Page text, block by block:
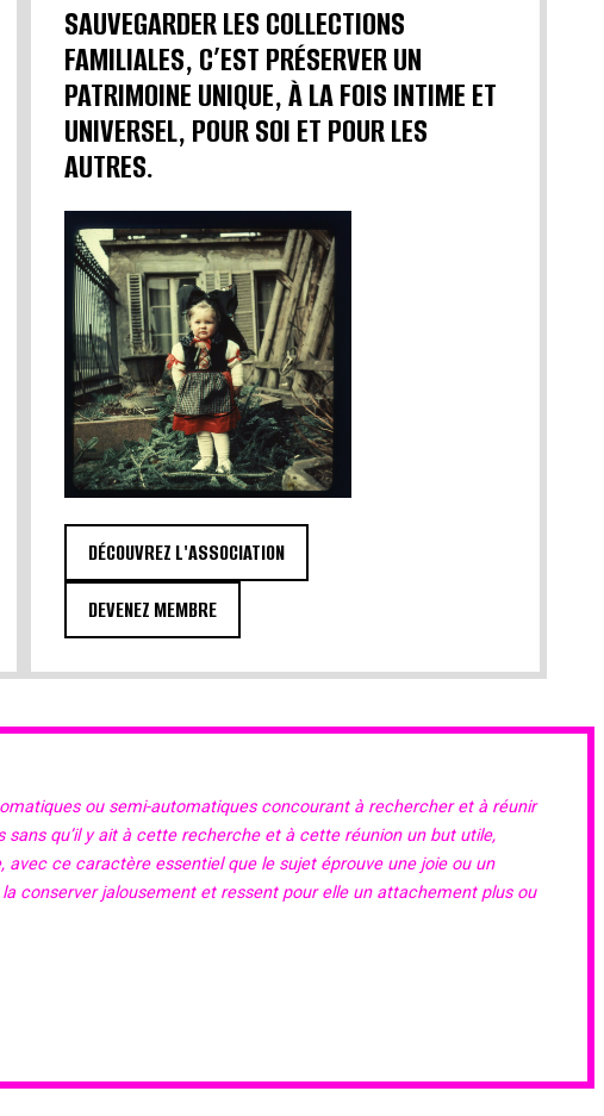
SAUVEGARDER LES COLLECTIONS
FAMILIALES, C’EST PRÉSERVER UN
PATRIMOINE UNIQUE, À LA FOIS INTIME ET
UNIVERSEL, POUR SOI ET POUR LES
AUTRES.
DÉCOUVREZ L'ASSOCIATION
DEVENEZ MEMBRE
ou semi-automatiques concourant à rechercher et à réunir
sans qu’il y ait à cette recherche et à cette réunion un but utile,
ce caractère essentiel que le sujet éprouve une joie ou un
conserver jalousement et ressent pour elle un attachement plus ou